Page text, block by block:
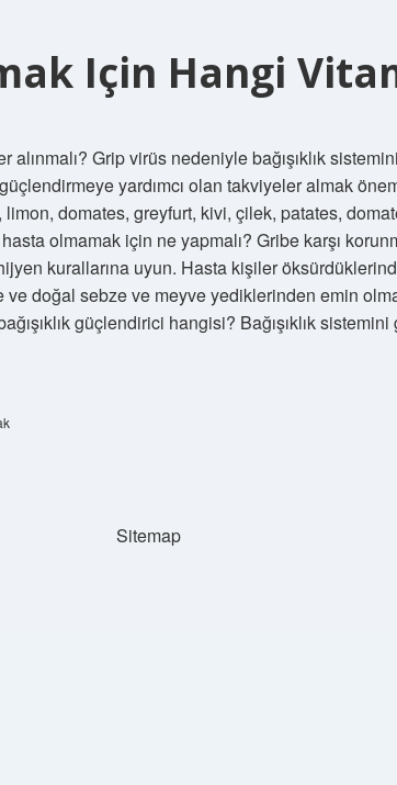
Için Hangi
Grip virüs nedeniyle bağışıklık sistemini
yardımcı olan takviyeler almak
domates, greyfurt, kivi, çilek, patates,
olmamak için ne yapmalı? Gribe karşı
kurallarına uyun. Hasta kişiler
ve doğal sebze ve meyve yediklerinden emin
güçlendirici hangisi? Bağışıklık
Sitemap